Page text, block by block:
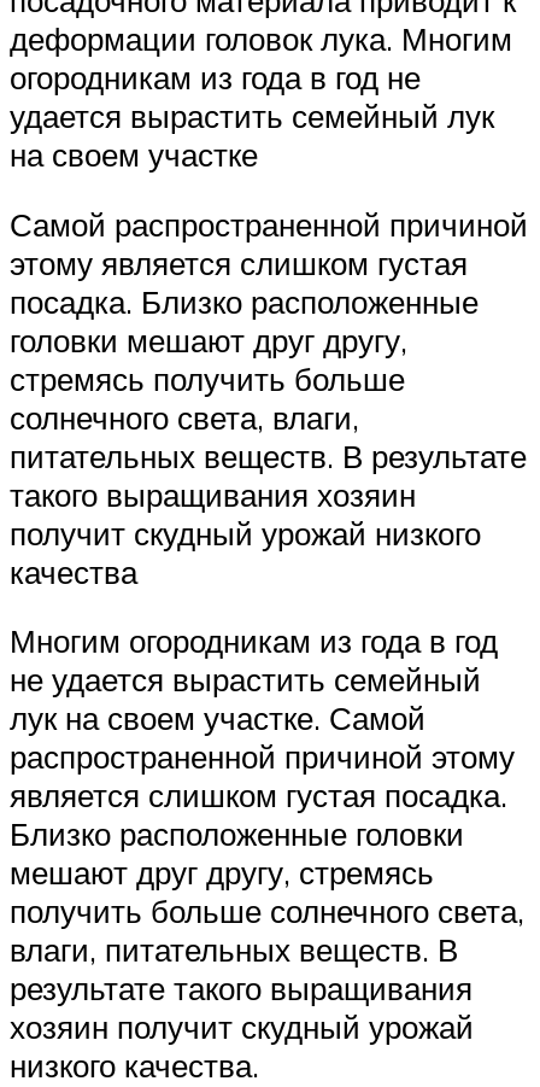
деформации головок лука. Многим
огородникам из года в год не
удается вырастить семейный лук
на своем участке
Самой распространенной причиной
этому является слишком густая
посадка. Близко расположенные
головки мешают друг другу,
стремясь получить больше
солнечного света, влаги,
питательных веществ. В результате
такого выращивания хозяин
получит скудный урожай низкого
качества
Многим огородникам из года в год
не удается вырастить семейный
лук на своем участке. Самой
распространенной причиной этому
является слишком густая посадка.
Близко расположенные головки
мешают друг другу, стремясь
получить больше солнечного света,
влаги, питательных веществ. В
результате такого выращивания
хозяин получит скудный урожай
низкого качества.